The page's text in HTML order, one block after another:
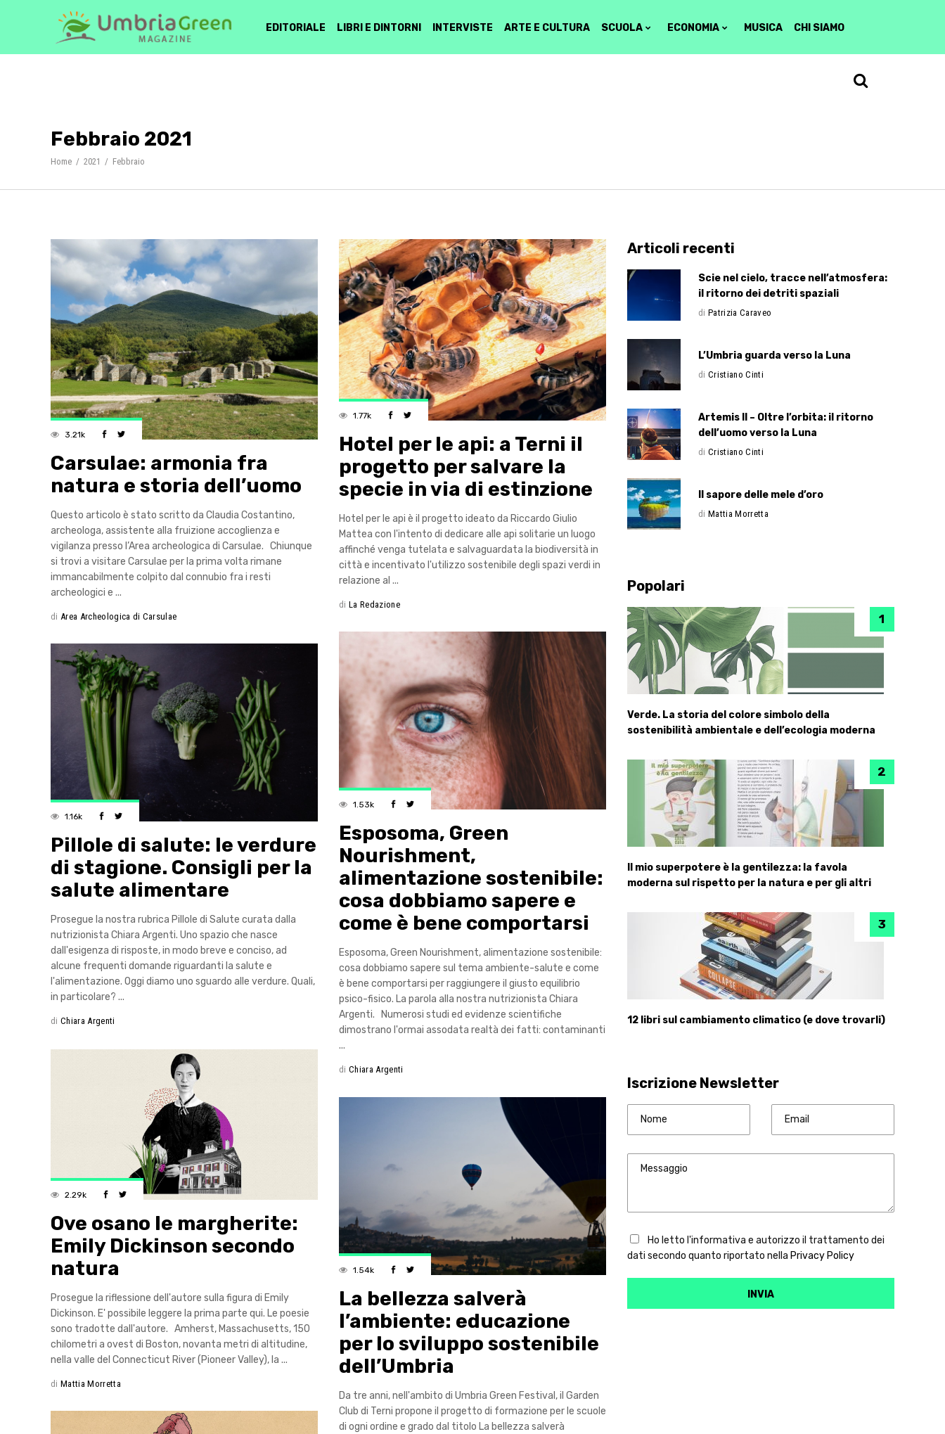
EDITORIALE LIBRI E DINTORNI INTERVISTE ARTE E CULTURA SCUOLA ECONOMIA MUSICA CHI SIAMO
Febbraio 2021
Home / 2021 / Febbraio
3.21k
Carsulae: armonia fra
natura e storia dell’uomo
Questo articolo è stato scritto da Claudia Costantino,
archeologa, assistente alla fruizione accoglienza e
vigilanza presso l’Area archeologica di Carsulae. Chiunque
si trovi a visitare Carsulae per la prima volta rimane
immancabilmente colpito dal connubio fra i resti
archeologici e
di Area Archeologica di Carsulae
1.77k
Hotel per le api: a Terni il
progetto per salvare la
specie in via di estinzione
Hotel per le api è il progetto ideato da Riccardo Giulio
Mattea con l'intento di dedicare alle api solitarie un luogo
affinché venga tutelata e salvaguardata la biodiversità in
città e incentivato l'utilizzo sostenibile degli spazi verdi in
relazione al
di La Redazione
1.53k
Esposoma, Green
Nourishment,
alimentazione sostenibile:
cosa dobbiamo sapere e
come è bene comportarsi
Esposoma, Green Nourishment, alimentazione sostenibile:
cosa dobbiamo sapere sul tema ambiente-salute e come
è bene comportarsi per raggiungere il giusto equilibrio
psico-fisico. La parola alla nostra nutrizionista Chiara
Argenti. Numerosi studi ed evidenze scientifiche
dimostrano l'ormai assodata realtà dei fatti: contaminanti
di Chiara Argenti
1.16k
Pillole di salute: le verdure
di stagione. Consigli per la
salute alimentare
Prosegue la nostra rubrica Pillole di Salute curata dalla
nutrizionista Chiara Argenti. Uno spazio che nasce
dall'esigenza di risposte, in modo breve e conciso, ad
alcune frequenti domande riguardanti la salute e
l'alimentazione. Oggi diamo uno sguardo alle verdure. Quali,
in particolare?
di Chiara Argenti
2.29k
Ove osano le margherite:
Emily Dickinson secondo
natura
Prosegue la riflessione dell'autore sulla figura di Emily
Dickinson. E' possibile leggere la prima parte qui. Le poesie
sono tradotte dall'autore. Amherst, Massachusetts, 150
chilometri a ovest di Boston, novanta metri di altitudine,
nella valle del Connecticut River (Pioneer Valley), la
di Mattia Morretta
1.54k
La bellezza salverà
l’ambiente: educazione
per lo sviluppo sostenibile
dell’Umbria
Da tre anni, nell'ambito di Umbria Green Festival, il Garden
Club di Terni propone il progetto di formazione per le scuole
di ogni ordine e grado dal titolo La bellezza salverà
Articoli recenti
Scie nel cielo, tracce nell’atmosfera:
il ritorno dei detriti spaziali
di Patrizia Caraveo
L’Umbria guarda verso la Luna
di Cristiano Cinti
Artemis II – Oltre l’orbita: il ritorno
dell’uomo verso la Luna
di Cristiano Cinti
Il sapore delle mele d’oro
di Mattia Morretta
Popolari
Verde. La storia del colore simbolo della
sostenibilità ambientale e dell’ecologia moderna
Il mio superpotere è la gentilezza: la favola
moderna sul rispetto per la natura e per gli altri
12 libri sul cambiamento climatico (e dove trovarli)
Iscrizione Newsletter
Ho letto l'informativa e autorizzo il trattamento dei
dati secondo quanto riportato nella Privacy Policy